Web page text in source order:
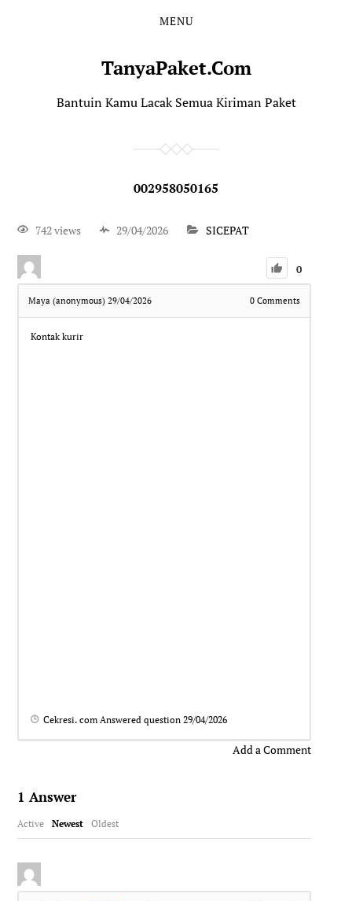
MENU
TanyaPaket.Com
Bantuin Kamu Lacak Semua Kiriman Paket
002958050165
742 views 29/04/2026 SICEPAT
0
Maya (anonymous)29/04/2026 0Comments
Kontak kurir
Cekresi. com Answered question 29/04/2026
Add a Comment
1 Answer
Active Newest Oldest